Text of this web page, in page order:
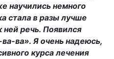
научились немного
стала в разы лучше
речь. Появился
ва». Я очень надеюсь,
курса лечения